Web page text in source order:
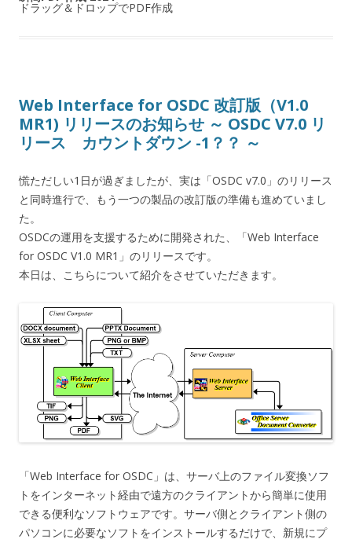
ドラッグ＆ドロップでPDF作成
Web Interface for OSDC 改訂版（V1.0
MR1) リリースのお知らせ ～ OSDC V7.0 リ
リース カウントダウン -1？？ ～
慌ただしい1日が過ぎましたが、実は「OSDC v7.0」のリリース
と同時進行で、もう一つの製品の改訂版の準備も進めていまし
た。
OSDCの運用を支援するために開発された、「Web Interface
for OSDC V1.0 MR1」のリリースです。
本日は、こちらについて紹介をさせていただきます。
「Web Interface for OSDC」は、サーバ上のファイル変換ソフ
トをインターネット経由で遠方のクライアントから簡単に使用
できる便利なソフトウェアです。サーバ側とクライアント側の
パソコンに必要なソフトをインストールするだけで、新規にプ